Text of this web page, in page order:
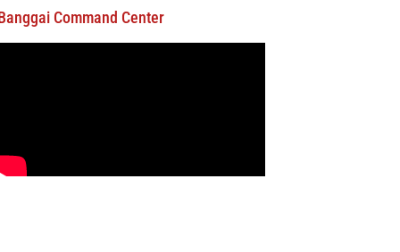
Command Center